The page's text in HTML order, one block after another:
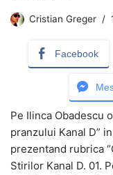
Cristian Greger
Facebook
Pe Ilinca Obadescu
pranzului Kanal D”
prezentand rubrica
Stirilor Kanal D. 01.